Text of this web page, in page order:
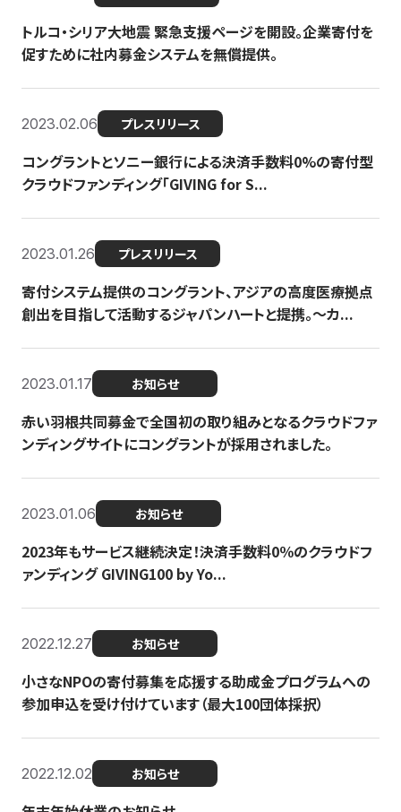
トルコ・シリア大地震 緊急支援ページを開設。企業寄付を
促すために社内募金システムを無償提供。
2023.02.06 プレスリリース
コングラントとソニー銀行による決済手数料0%の寄付型
クラウドファンディング「GIVING for S...
2023.01.26 プレスリリース
寄付システム提供のコングラント、アジアの高度医療拠点
創出を目指して活動するジャパンハートと提携。〜カ...
2023.01.17 お知らせ
赤い羽根共同募金で全国初の取り組みとなるクラウドファ
ンディングサイトにコングラントが採用されました。
2023.01.06 お知らせ
2023年もサービス継続決定！決済手数料0％のクラウドフ
ァンディング GIVING100 by Yo...
2022.12.27 お知らせ
小さなNPOの寄付募集を応援する助成金プログラムへの
参加申込を受け付けています（最大100団体採択）
2022.12.02 お知らせ